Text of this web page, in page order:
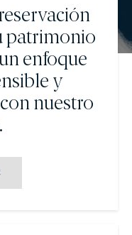
patrimonio
enfoque
y
nuestro